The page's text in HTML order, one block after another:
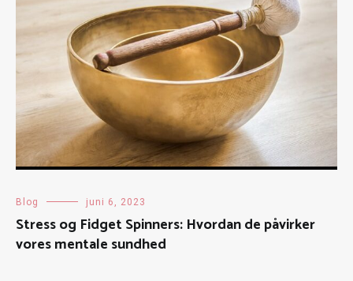
Blog juni 6, 2023
Stress og Fidget Spinners: Hvordan de påvirker
vores mentale sundhed